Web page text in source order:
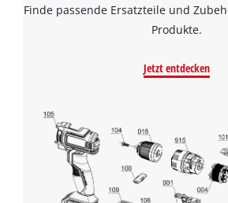
Finde passende Ersatzteile und
Produkte.
Jetzt entdecken